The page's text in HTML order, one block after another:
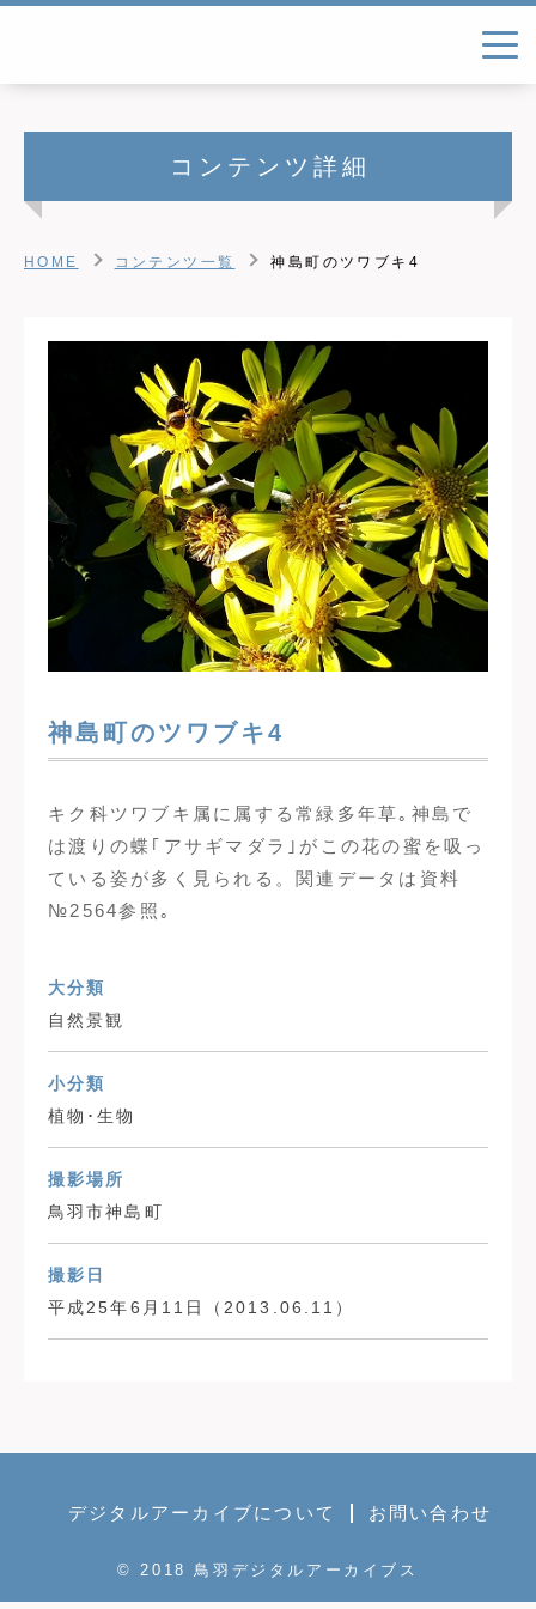
コンテンツ詳細
HOME コンテンツ一覧 神島町のツワブキ4
神島町のツワブキ4
キク科ツワブキ属に属する常緑多年草｡神島で
は渡りの蝶｢アサギマダラ｣がこの花の蜜を吸っ
ている姿が多く見られる。関連データは資料
№2564参照｡
大分類
自然景観
小分類
植物･生物
撮影場所
鳥羽市神島町
撮影日
平成25年6月11日（2013.06.11）
デジタルアーカイブについて お問い合わせ
© 2018 鳥羽デジタルアーカイブス